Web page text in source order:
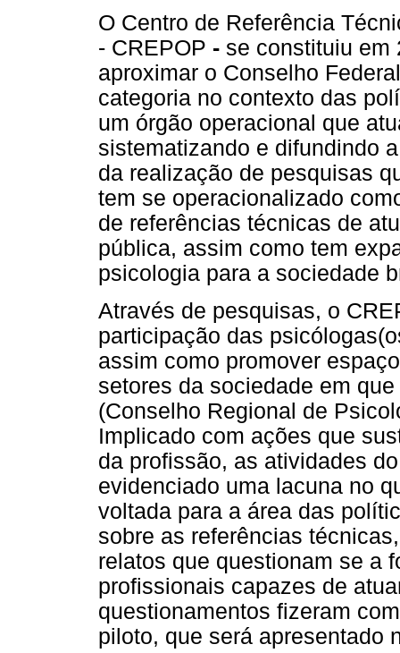
O Centro de Referência
- CREPOP - se constituiu em
aproximar o Conselho
categoria no contexto das
um órgão operacional que
sistematizando e difundindo
da realização de pesquisas
tem se operacionalizado
de referências técnicas de
pública, assim como tem
psicologia para a sociedade
Através de pesquisas, o
participação das
assim como promover
setores da sociedade em
(Conselho Regional de
Implicado com ações que
da profissão, as atividades
evidenciado uma lacuna no
voltada para a área das
sobre as referências
relatos que questionam se a
profissionais capazes de
questionamentos fizeram
piloto, que será apresentado